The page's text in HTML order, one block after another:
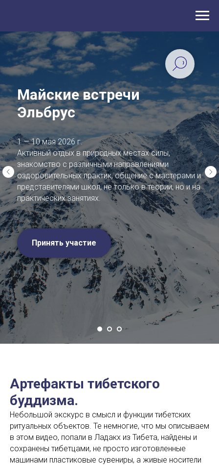
Майские встречи
Эльбрус
1 — 10 мая 2026 г.
Активный отдых в природных местах силы,
знакомство с различными направлениями
оздоровительных практик, общение с мастерами и
представителями школ, не только в теории, но и на
практических занятиях.
Принять участие
Артефакты тибетского
буддизма.
Небольшой экскурс в смысл и функции тибетских
ритуальных объектов. Те немногие, что мы описываем
в этом видео, попали в Ладакх из Тибета, найдены и
сохранены тибетцами, не просто изготовленные
машинами пластиковые сувениры, а живые носители